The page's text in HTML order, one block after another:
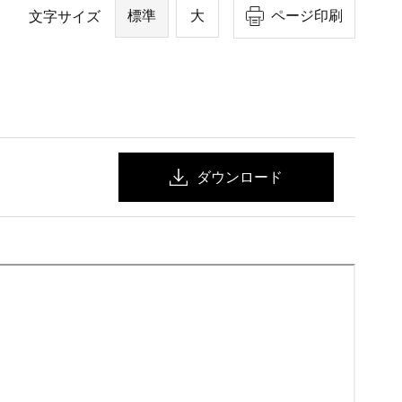
文字サイズ 標準 大 ページ印刷
ダウンロード